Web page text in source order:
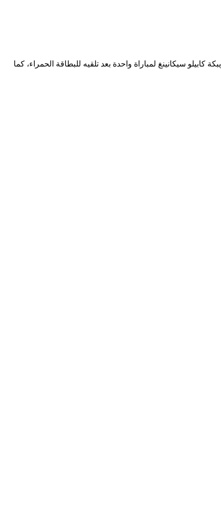
سيكانينغ لمباراة واحدة بعد تلقيه للبطاقة الحمراء، كما